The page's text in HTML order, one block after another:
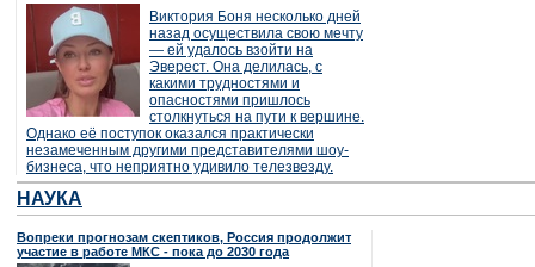
Виктория Боня несколько дней
назад осуществила свою мечту
— ей удалось взойти на
Эверест. Она делилась, с
какими трудностями и
опасностями пришлось
столкнуться на пути к вершине.
Однако её поступок оказался практически
незамеченным другими представителями шоу-
бизнеса, что неприятно удивило телезвезду.
НАУКА
Вопреки прогнозам скептиков, Россия продолжит
участие в работе МКС - пока до 2030 года